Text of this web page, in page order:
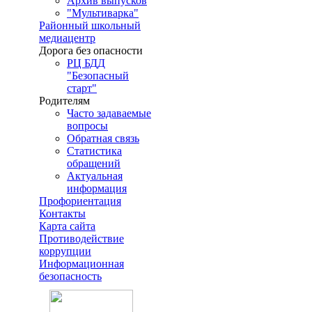
"Мультиварка"
Районный школьный
медиацентр
Дорога без опасности
РЦ БДД
"Безопасный
старт"
Родителям
Часто задаваемые
вопросы
Обратная связь
Статистика
обращений
Актуальная
информация
Профориентация
Контакты
Карта сайта
Противодействие
коррупции
Информационная
безопасность